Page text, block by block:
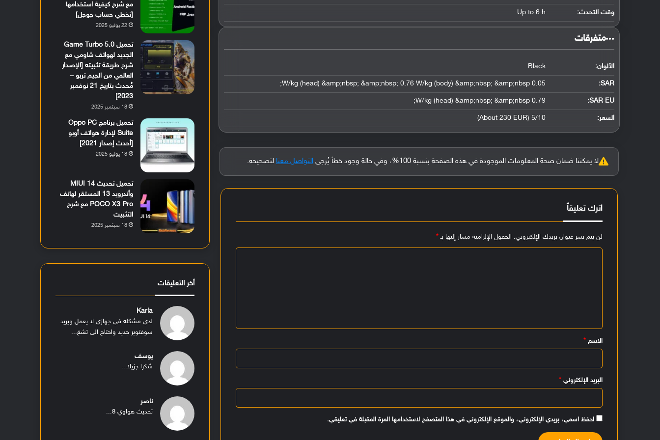
وقت التحدث: Up to 6 h
‏متفرقات‏
الألوان: Black
SAR
:
0.05 W/kg (head) &amp;nbsp; &amp;nbsp; 0.76 W/kg (body) &amp;nbsp; &amp;nbsp;
SAR EU:
0.79 W/kg (head) &amp;nbsp; &amp;nbsp;
السعر: 5/10 (About 230 EUR)
لا يمكننا ضمان صحة المعلومات الموجودة في هذه الصفحة بنسبة 100%، وفي حالة وجود خطأ يُرجى التواصل معنا لتصحيحه.
اترك تعليقاً
لن يتم نشر عنوان بريدك الإلكتروني. الحقول الإلزامية مشار إليها بـ*
الاسم*
البريد الإلكتروني*
احفظ اسمي، بريدي الإلكتروني، والموقع الإلكتروني في هذا المتصفح لاستخدامها المرة المقبلة في تعليقي.
مع شرح كيفية استخدامها
[تخطي حساب جوجل]
22 يوليو 2025
تحميل Game Turbo 5.0
الجديد لهواتف شاومي مع
شرح طريقة تثبيته [الإصدار
العالمي من الجيم تربو –
مُحدث بتاريخ 21 نوفمبر
2023]
18 سبتمبر 2025
تحميل برنامج Oppo PC
Suite لإدارة هواتف أوبو
[أحدث إصدار 2021]
18 يوليو 2025
تحميل تحديث MIUI 14
وأندرويد 13 المستقر لهاتف
POCO X3 Pro مع شرح
التثبيت
18 سبتمبر 2025
أخر التعليقات
Karla
لدي مشكله في جهازي لا يعمل ويريد
سوفتوير جديد واحتاج الى تشغ...
يوسف
شكرا جزيلا...
ناصر
تحديث هواوي 8...